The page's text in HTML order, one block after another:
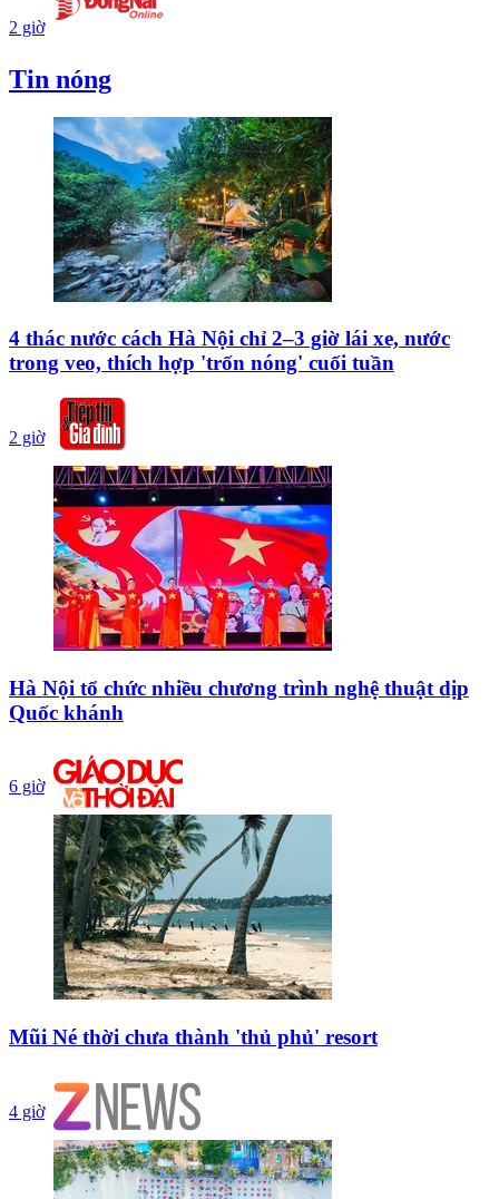
2 giờ
Tin nóng
4 thác nước cách Hà Nội chỉ 2–3 giờ lái xe, nước
trong veo, thích hợp 'trốn nóng' cuối tuần
2 giờ
Hà Nội tổ chức nhiều chương trình nghệ thuật dịp
Quốc khánh
6 giờ
Mũi Né thời chưa thành 'thủ phủ' resort
4 giờ